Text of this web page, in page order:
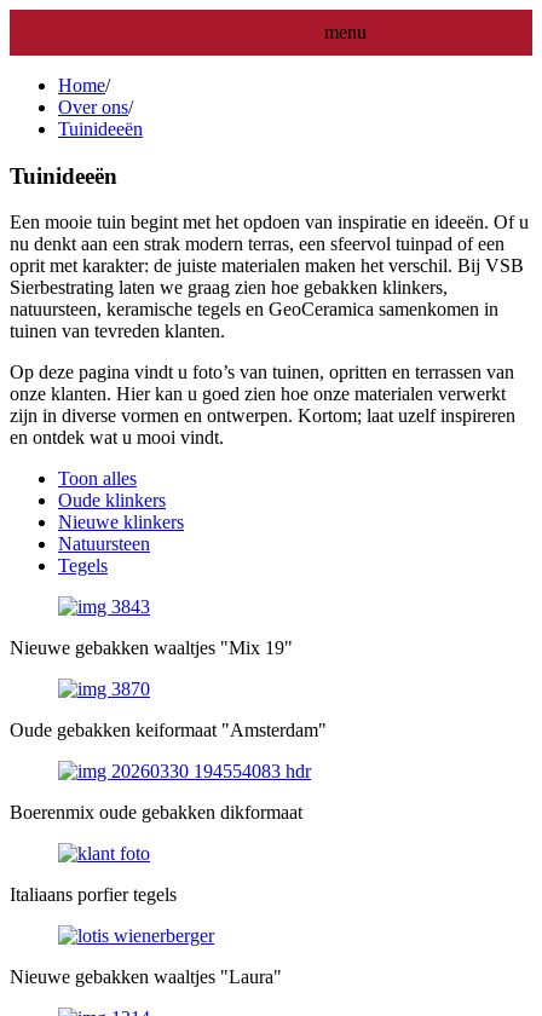
menu
Home/
Over ons/
Tuinideeën
Tuinideeën
Een mooie tuin begint met het opdoen van inspiratie en ideeën. Of u
nu denkt aan een strak modern terras, een sfeervol tuinpad of een
oprit met karakter: de juiste materialen maken het verschil. Bij VSB
Sierbestrating laten we graag zien hoe gebakken klinkers,
natuursteen, keramische tegels en GeoCeramica samenkomen in
tuinen van tevreden klanten.
Op deze pagina vindt u foto’s van tuinen, opritten en terrassen van
onze klanten. Hier kan u goed zien hoe onze materialen verwerkt
zijn in diverse vormen en ontwerpen. Kortom; laat uzelf inspireren
en ontdek wat u mooi vindt.
Toon alles
Oude klinkers
Nieuwe klinkers
Natuursteen
Tegels
Nieuwe gebakken waaltjes "Mix 19"
Oude gebakken keiformaat "Amsterdam"
Boerenmix oude gebakken dikformaat
Italiaans porfier tegels
Nieuwe gebakken waaltjes "Laura"